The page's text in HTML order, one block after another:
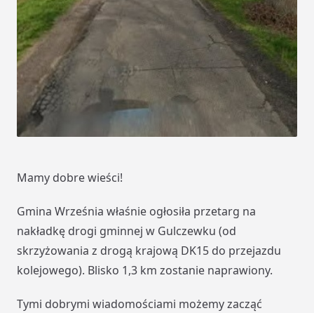
Mamy dobre wieści!
Gmina Września właśnie ogłosiła przetarg na
nakładkę drogi gminnej w Gulczewku (od
skrzyżowania z drogą krajową DK15 do przejazdu
kolejowego). Blisko 1,3 km zostanie naprawiony.
Tymi dobrymi wiadomościami możemy zacząć